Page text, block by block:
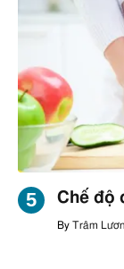
Chế độ
By Trâm